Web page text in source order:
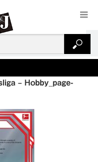
– Hobby_page-0003
– Hobby_page-